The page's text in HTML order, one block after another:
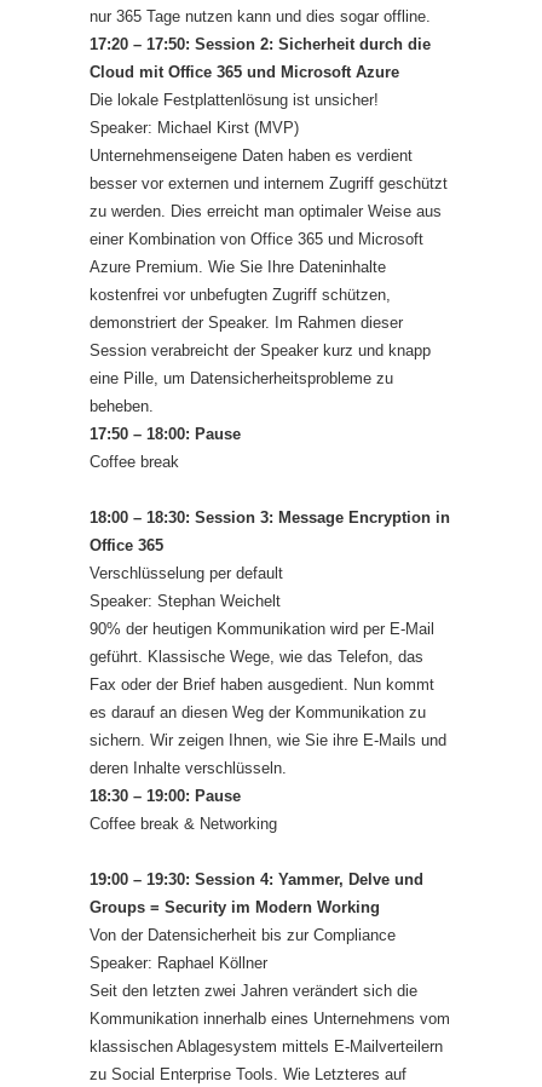
nur 365 Tage nutzen kann und dies sogar offline.
17:20 – 17:50: Session 2: Sicherheit durch die
Cloud mit Office 365 und Microsoft Azure
Die lokale Festplattenlösung ist unsicher!
Speaker: Michael Kirst (MVP)
Unternehmenseigene Daten haben es verdient
besser vor externen und internem Zugriff geschützt
zu werden. Dies erreicht man optimaler Weise aus
einer Kombination von Office 365 und Microsoft
Azure Premium. Wie Sie Ihre Dateninhalte
kostenfrei vor unbefugten Zugriff schützen,
demonstriert der Speaker. Im Rahmen dieser
Session verabreicht der Speaker kurz und knapp
eine Pille, um Datensicherheitsprobleme zu
beheben.
17:50 – 18:00: Pause
Coffee break
18:00 – 18:30: Session 3: Message Encryption in
Office 365
Verschlüsselung per default
Speaker: Stephan Weichelt
90% der heutigen Kommunikation wird per E-Mail
geführt. Klassische Wege, wie das Telefon, das
Fax oder der Brief haben ausgedient. Nun kommt
es darauf an diesen Weg der Kommunikation zu
sichern. Wir zeigen Ihnen, wie Sie ihre E-Mails und
deren Inhalte verschlüsseln.
18:30 – 19:00: Pause
Coffee break & Networking
19:00 – 19:30: Session 4: Yammer, Delve und
Groups = Security im Modern Working
Von der Datensicherheit bis zur Compliance
Speaker: Raphael Köllner
Seit den letzten zwei Jahren verändert sich die
Kommunikation innerhalb eines Unternehmens vom
klassischen Ablagesystem mittels E-Mailverteilern
zu Social Enterprise Tools. Wie Letzteres auf